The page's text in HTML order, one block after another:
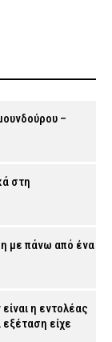
–
στη
με πάνω από ένα
η εντολέας
εξέταση είχε